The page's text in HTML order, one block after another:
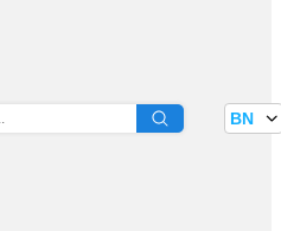
বাতায়ন BN